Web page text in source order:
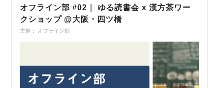
オフライン部 #02｜ ゆる読書会 x 漢方茶ワー
クショップ @大阪・四ツ橋
主催： オフライン部